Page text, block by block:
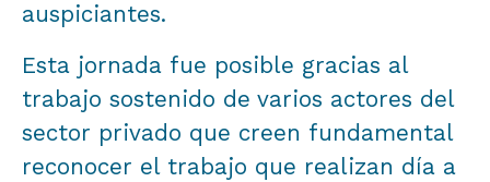
auspiciantes.
Esta jornada fue posible gracias al
trabajo sostenido de varios actores del
sector privado que creen fundamental
reconocer el trabajo que realizan día a